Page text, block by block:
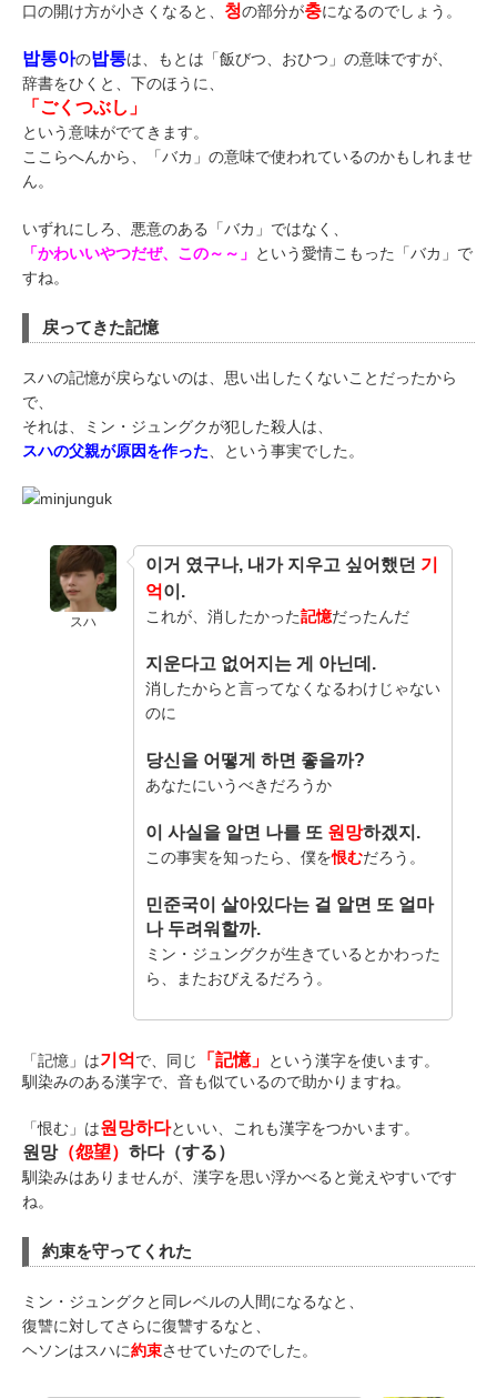
口の開け方が小さくなると、 청の部分が충になるのでしょう。
밥통아の밥통は、もとは「飯びつ、おひつ」の意味ですが、
辞書をひくと、下のほうに、
「ごくつぶし」
という意味がでてきます。
ここらへんから、「バカ」の意味で使われているのかもしれませ
ん。
いずれにしろ、悪意のある「バカ」ではなく、
「かわいいやつだぜ、この～～」 という愛情こもった「バカ」で
すね。
戻ってきた記憶
スハの記憶が戻らないのは、思い出したくないことだったから
で、
それは、ミン・ジュングクが犯した殺人は、
スハの父親が原因を作った、という事実でした。
スハ
이거 였구나, 내가 지우고 싶어했던 기
억 이.
これが、消したかった記憶だったんだ
지운다고 없어지는 게 아닌데.
消したからと言ってなくなるわけじゃない
のに
당신을 어떻게 하면 좋을까?
あなたにいうべきだろうか
이 사실을 알면 나를 또 원망하겠지.
この事実を知ったら、僕を恨むだろう。
민준국이 살아있다는 걸 알면 또 얼마
나 두려워할까.
ミン・ジュングクが生きているとかわった
ら、またおびえるだろう。
「記憶」は기억 で、同じ 「記憶」
という漢字を使います。
馴染みのある漢字で、音も似ているので助かりますね。
「恨む」は원망하다といい、これも漢字をつかいます。
원망（怨望） 하다（する）
馴染みはありませんが、漢字を思い浮かべると覚えやすいです
ね。
約束を守ってくれた
ミン・ジュングクと同レベルの人間になるなと、
復讐に対してさらに復讐するなと、
ヘソンはスハに約束させていたのでした。